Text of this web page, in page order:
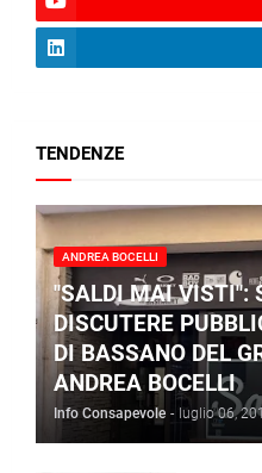
TENDENZE
ANDREA BOCELLI
"SALDI MAI VISTI":
DISCUTERE
DI BASSANO DEL
ANDREA BOCELLI
Info Consapevole - luglio 06,